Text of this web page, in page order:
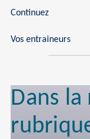
Continuez
Vos entraineurs
Dans la